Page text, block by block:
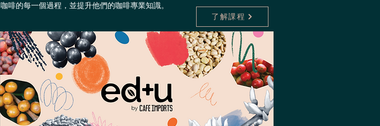
咖啡的每一個過程，並提升他們的咖啡專業知識。
了解課程